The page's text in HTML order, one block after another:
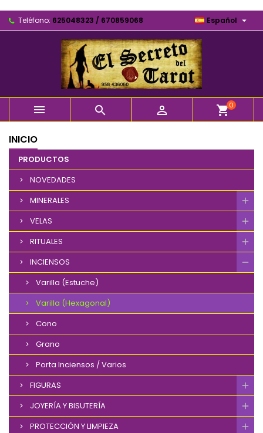
Teléfono: 625048323 / 670859068 Español 
   shopping_cart0
INICIO
PRODUCTOS
NOVEDADES
MINERALES
VELAS
RITUALES
INCIENSOS
Varilla (Estuche)
Varilla (Hexagonal)
Cono
Grano
Porta Inciensos / Varios
FIGURAS
JOYERÍA Y BISUTERÍA
PROTECCIÓN Y LIMPIEZA